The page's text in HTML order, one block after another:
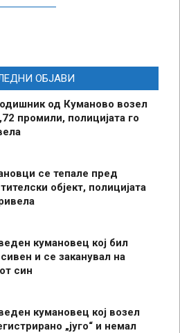
ОБЈАВИ
од Куманово возел
промили, полицијата го
се тепале пред
објект, полицијата
кумановец кој бил
и се заканувал на
син
кумановец кој возел
„југо“ и немал